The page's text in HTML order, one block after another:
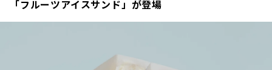
「フルーツアイスサンド」が登場